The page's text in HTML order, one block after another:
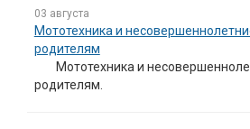
03 августа
Мототехника и
родителям
Мототехника и
родителям.